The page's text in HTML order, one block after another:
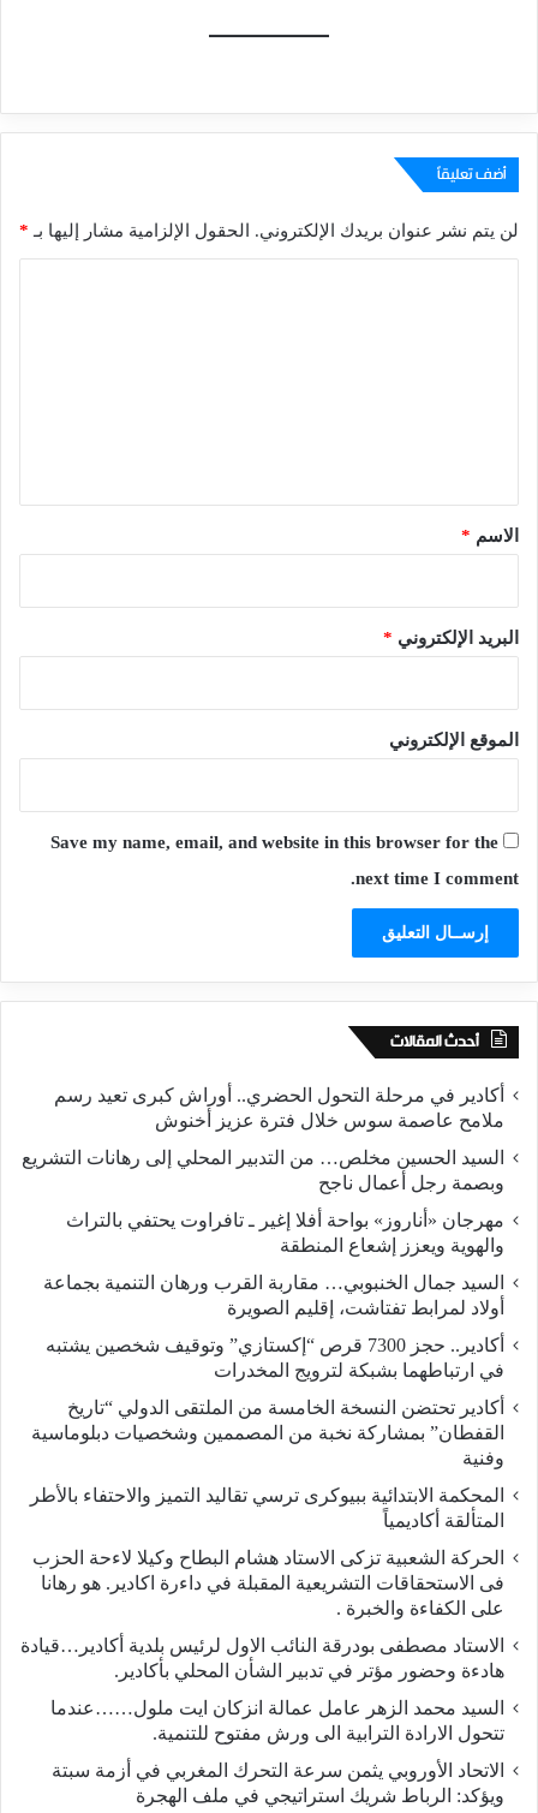
أضف تعليقاً
لن يتم نشر عنوان بريدك الإلكتروني. الحقول الإلزامية مشار إليها بـ *
*الاسم *
البريد الإلكتروني *
الموقع الإلكتروني
Save my name, email, and website in this browser for the
next time I comment.
أحدث المقالات
أكادير في مرحلة التحول الحضري.. أوراش كبرى تعيد رسم
ملامح عاصمة سوس خلال فترة عزيز أخنوش
السيد الحسين مخلص… من التدبير المحلي إلى رهانات التشريع
وبصمة رجل أعمال ناجح
مهرجان «أناروز» بواحة أفلا إغير ـ تافراوت يحتفي بالتراث
والهوية ويعزز إشعاع المنطقة
السيد جمال الخنبوبي… مقاربة القرب ورهان التنمية بجماعة
أولاد لمرابط تفتاشت، إقليم الصويرة
أكادير.. حجز 7300 قرص “إكستازي” وتوقيف شخصين يشتبه
في ارتباطهما بشبكة لترويج المخدرات
أكادير تحتضن النسخة الخامسة من الملتقى الدولي “تاريخ
القفطان” بمشاركة نخبة من المصممين وشخصيات دبلوماسية
وفنية
المحكمة الابتدائية ببيوكرى ترسي تقاليد التميز والاحتفاء بالأطر
المتألقة أكاديمياً
الحركة الشعبية تزكى الاستاد هشام البطاح وكيلا لاءحة الحزب
فى الاستحقاقات التشريعية المقبلة في داءرة اكادير. هو رهانا
على الكفاءة والخبرة .
الاستاد مصطفى بودرقة النائب الاول لرئيس بلدية أكادير…قيادة
هادءة وحضور مؤتر في تدبير الشأن المحلي بأكادير.
السيد محمد الزهر عامل عمالة انزكان ايت ملول……عندما
تتحول الارادة الترابية الى ورش مفتوح للتنمية.
الاتحاد الأوروبي يثمن سرعة التحرك المغربي في أزمة سبتة
ويؤكد: الرباط شريك استراتيجي في ملف الهجرة